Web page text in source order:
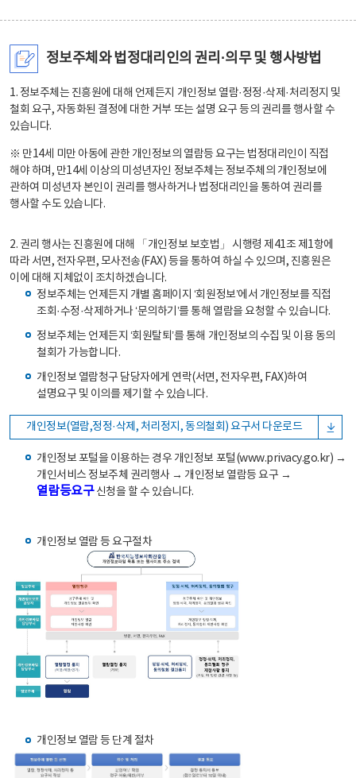
정보주체와 법정대리인의 권리·의무 및 행사방법
1. 정보주체는 진흥원에 대해 언제든지 개인정보 열람·정정·삭제·처리정지 및
철회 요구, 자동화된 결정에 대한 거부 또는 설명 요구 등의 권리를 행사할 수
있습니다.
※ 만14세 미만 아동에 관한 개인정보의 열람등 요구는 법정대리인이 직접
해야 하며, 만14세 이상의 미성년자인 정보주체는 정보주체의 개인정보에
관하여 미성년자 본인이 권리를 행사하거나 법정대리인을 통하여 권리를
행사할 수도 있습니다.
2. 권리 행사는 진흥원에 대해 「개인정보 보호법」 시행령 제41조 제1항에
따라 서면, 전자우편, 모사전송(FAX) 등을 통하여 하실 수 있으며, 진흥원은
이에 대해 지체없이 조치하겠습니다.
정보주체는 언제든지 개별 홈페이지 ‘회원정보’에서 개인정보를 직접
조회·수정·삭제하거나 ‘문의하기’를 통해 열람을 요청할 수 있습니다.
정보주체는 언제든지 ‘회원탈퇴’를 통해 개인정보의 수집 및 이용 동의
철회가 가능합니다.
개인정보 열람청구 담당자에게 연락(서면, 전자우편, FAX)하여
설명요구 및 이의를 제기할 수 있습니다.
개인정보(열람,정정·삭제, 처리정지, 동의철회) 요구서 다운로드
개인정보 포털을 이용하는 경우 개인정보 포털(www.privacy.go.kr) →
개인서비스 정보주체 권리행사 → 개인정보 열람등 요구 →
열람등요구신청을 할 수 있습니다.
개인정보 열람 등 요구절차
개인정보 열람 등 단계 절차